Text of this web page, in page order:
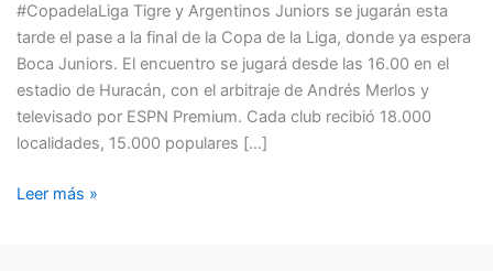
#CopadelaLiga Tigre y Argentinos Juniors se jugarán esta
tarde el pase a la final de la Copa de la Liga, donde ya espera
Boca Juniors. El encuentro se jugará desde las 16.00 en el
estadio de Huracán, con el arbitraje de Andrés Merlos y
televisado por ESPN Premium. Cada club recibió 18.000
localidades, 15.000 populares […]
DE
LA
COPA
DE
LA
LIGA
Leer más »